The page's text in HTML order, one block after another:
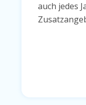
auch jedes